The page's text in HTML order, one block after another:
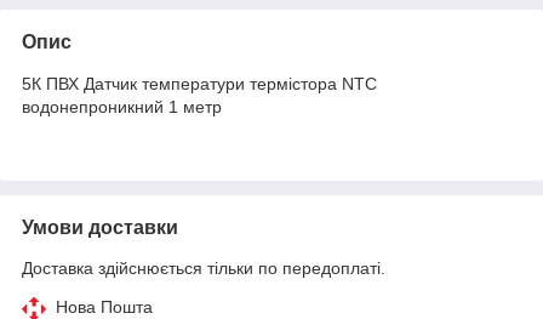
Опис
5К ПВХ Датчик температури термістора NTC
водонепроникний 1 метр
Умови доставки
Доставка здійснюється тільки по передоплаті.
Нова Пошта